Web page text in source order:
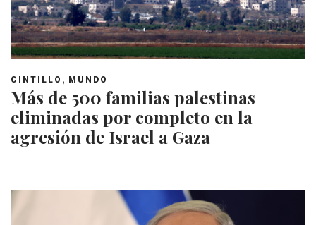
CINTILLO , MUNDO
Más de 500 familias palestinas
eliminadas por completo en la
agresión de Israel a Gaza